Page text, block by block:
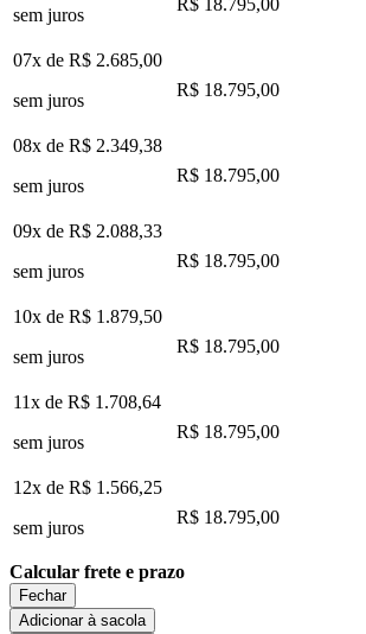
sem juros
07x de R$ 2.685,00
sem juros
R$ 18.795,00
08x de R$ 2.349,38
sem juros
R$ 18.795,00
09x de R$ 2.088,33
sem juros
R$ 18.795,00
10x de R$ 1.879,50
sem juros
R$ 18.795,00
11x de R$ 1.708,64
sem juros
R$ 18.795,00
12x de R$ 1.566,25
sem juros
R$ 18.795,00
Calcular frete e prazo
Fechar
Adicionar à sacola